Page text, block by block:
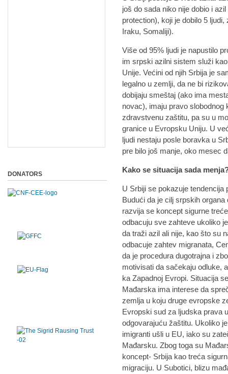
još do sada niko nije dobio i
protection), koji je dobilo 5
Iraku, Somaliji).
Više od 95% ljudi je napustilo
im srpski azilni sistem služi
Unije. Većini od njih Srbija je
legalno u zemlji, da ne bi
dobijaju smeštaj (ako ima
novac), imaju pravo slobodnog
zdravstvenu zaštitu, pa su u
granice u Evropsku Uniju. U
ljudi nestaju posle boravka u
pre bilo još manje, oko mesec
Kako se situacija sada
U Srbiji se pokazuje tendencija
Budući da je cilj srpskih
razvija se koncept sigurne
odbacuju sve zahteve ukoliko
da traži azil ali nije, kao što su
odbacuje zahtev migranata,
da je procedura dugotrajna i
motivisati da sačekaju odluke,
ka Zapadnoj Evropi. Situacija
Mađarska ima interese da
zemlja u koju druge evropske
Evropski sud za ljudska prava
odgovarajuću žaštitu. Ukoliko
imigranti ušli u EU, iako su
Mađarsku. Zbog toga su
koncept- Srbija kao treća
migraciju. U Subotici, blizu
DONATORS